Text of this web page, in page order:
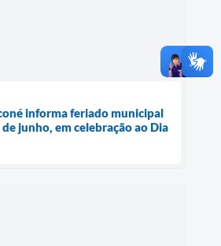
informa feriado municipal
junho, em celebração ao Dia